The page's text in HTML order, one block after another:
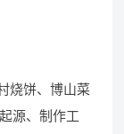
烧饼、博山菜
源、制作工